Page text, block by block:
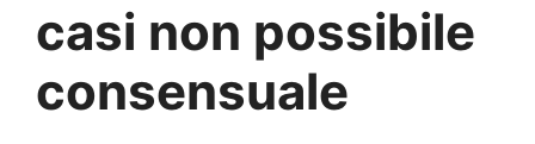
casi non possibile
consensuale